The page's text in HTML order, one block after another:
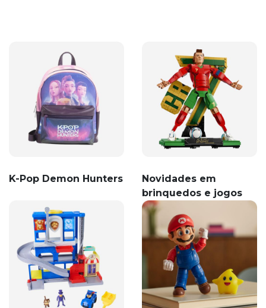
K-Pop Demon Hunters
Novidades em
brinquedos e jogos